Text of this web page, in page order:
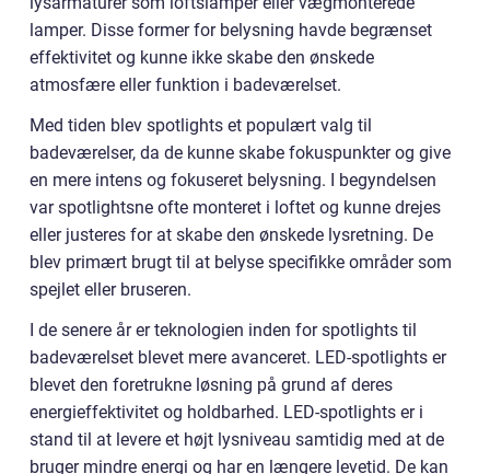
lamper. Disse former for belysning havde begrænset
effektivitet og kunne ikke skabe den ønskede
atmosfære eller funktion i badeværelset.
Med tiden blev spotlights et populært valg til
badeværelser, da de kunne skabe fokuspunkter og give
en mere intens og fokuseret belysning. I begyndelsen
var spotlightsne ofte monteret i loftet og kunne drejes
eller justeres for at skabe den ønskede lysretning. De
blev primært brugt til at belyse specifikke områder som
spejlet eller bruseren.
I de senere år er teknologien inden for spotlights til
badeværelset blevet mere avanceret. LED-spotlights er
blevet den foretrukne løsning på grund af deres
energieffektivitet og holdbarhed. LED-spotlights er i
stand til at levere et højt lysniveau samtidig med at de
bruger mindre energi og har en længere levetid. De kan